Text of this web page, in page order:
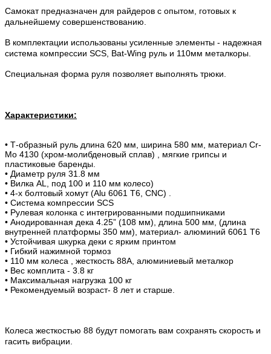
Самокат предназначен для райдеров с опытом, готовых к
дальнейшему совершенствованию.
В комплектации использованы усиленные элементы - надежная
система компрессии SCS, Bat-Wing руль и 110мм металкоры.
Специальная форма руля позволяет выполнять трюки.
Характеристики:
• Т-образный руль длина 620 мм, ширина 580 мм, материал Cr-
Mo 4130 (хром-молибденовый сплав) , мягкие грипсы и
пластиковые баренды.
• Диаметр руля 31.8 мм
• Вилка AL, под 100 и 110 мм колесо)
• 4-х болтовый хомут (Alu 6061 T6, CNC) .
• Система компресcии SCS
• Рулевая колонка с интегрированными подшипниками
• Анодированная дека 4.25” (108 мм), длина 500 мм, (длина
внутренней платформы 350 мм), материал- алюминий 6061 T6
• Устойчивая шкурка деки с ярким принтом
• Гибкий нажимной тормоз
• 110 мм колеса , жесткость 88А, алюминиевый металкор
• Вес комплита - 3.8 кг
• Максимальная нагрузка 100 кг
• Рекомендуемый возраст- 8 лет и старше.
Колеса жесткостью 88 будут помогать вам сохранять скорость и
гасить вибрации.